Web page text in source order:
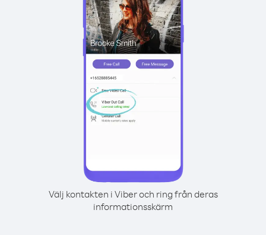
Välj kontakten i Viber och ring från deras
informationsskärm